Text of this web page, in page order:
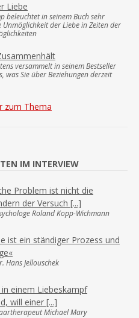
Liebe
beleuchtet in seinem Buch sehr
Unmöglichkeit der Liebe in Zeiten der
versammelt in seinem Bestseller
was Sie über Beziehungen derzeit
zum Thema
IM INTERVIEW
Problem ist nicht die
der Versuch [...]
Roland Kopp-Wichmann
ist ein ständiger Prozess und
Hans Jellouschek
einem Liebeskampf
will einer [...]
Michael Mary